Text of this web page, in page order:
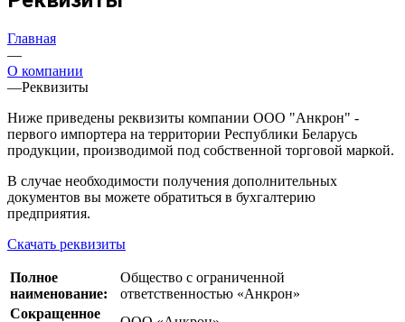
Главная
—
О компании
—Реквизиты
Ниже приведены реквизиты компании ООО "Анкрон" -
первого импортера на территории Республики Беларусь
продукции, производимой под собственной торговой маркой.
В случае необходимости получения дополнительных
документов вы можете обратиться в бухгалтерию
предприятия.
Скачать реквизиты
Полное
наименование:
Общество с ограниченной
ответственностью «Анкрон»
Сокращенное